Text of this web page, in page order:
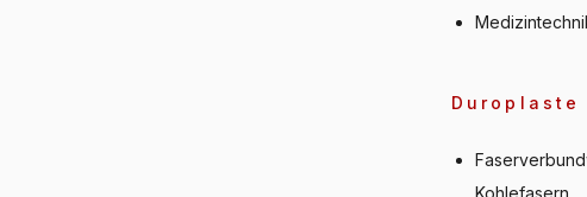
Duroplaste
Kohlefasern